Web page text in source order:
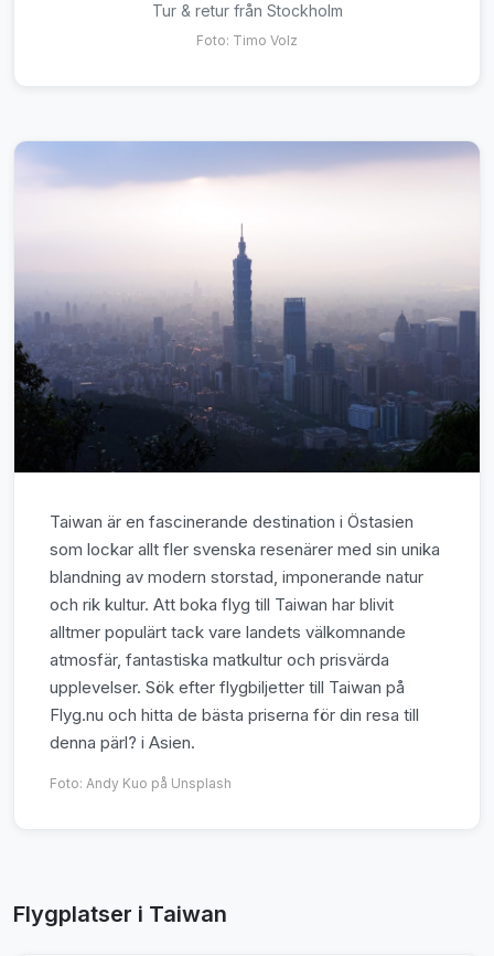
Tur & retur från Stockholm
Foto: Timo Volz
Taiwan är en fascinerande destination i Östasien
som lockar allt fler svenska resenärer med sin unika
blandning av modern storstad, imponerande natur
och rik kultur. Att boka flyg till Taiwan har blivit
alltmer populärt tack vare landets välkomnande
atmosfär, fantastiska matkultur och prisvärda
upplevelser. Sök efter flygbiljetter till Taiwan på
Flyg.nu och hitta de bästa priserna för din resa till
denna pärl? i Asien.
Foto: Andy Kuo på Unsplash
Flygplatser i Taiwan